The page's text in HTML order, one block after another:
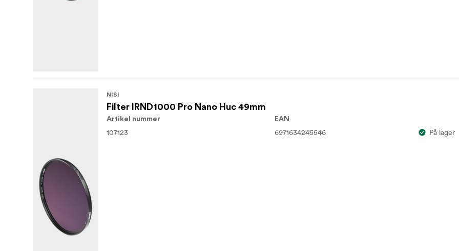
NISI
Filter IRND1000 Pro Nano Huc 49mm
Artikel nummer
107123
EAN
6971634245546 På lager